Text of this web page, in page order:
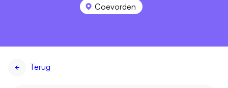
Coevorden
Terug